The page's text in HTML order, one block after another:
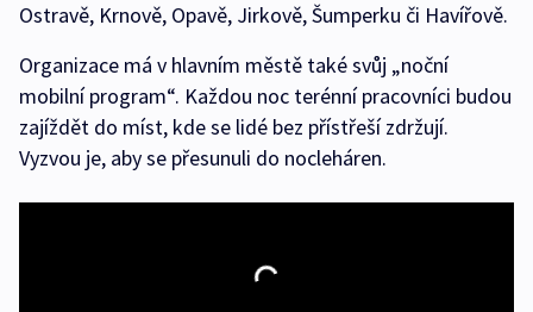
Ostravě, Krnově, Opavě, Jirkově, Šumperku či Havířově.
Organizace má v hlavním městě také svůj „noční
mobilní program“. Každou noc terénní pracovníci budou
zajíždět do míst, kde se lidé bez přístřeší zdržují.
Vyzvou je, aby se přesunuli do nocleháren.